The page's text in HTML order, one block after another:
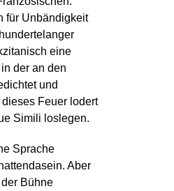
für Unbändigkeit
eine
der an den
und
Feuer lodert
Simili loslegen.
Sprache
Aber
Bühne